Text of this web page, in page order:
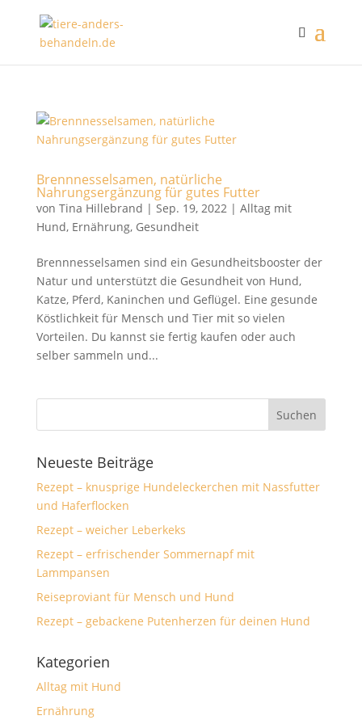
Brennnesselsamen, natürliche
Nahrungsergänzung für gutes Futter
von Tina Hillebrand | Sep. 19, 2022| Alltag mit
Hund, Ernährung, Gesundheit
Brennnesselsamen sind ein Gesundheitsbooster der
Natur und unterstützt die Gesundheit von Hund,
Katze, Pferd, Kaninchen und Geflügel. Eine gesunde
Köstlichkeit für Mensch und Tier mit so vielen
Vorteilen. Du kannst sie fertig kaufen oder auch
selber sammeln und...
Neueste Beiträge
Rezept – knusprige Hundeleckerchen mit Nassfutter
und Haferflocken
Rezept – weicher Leberkeks
Rezept – erfrischender Sommernapf mit
Lammpansen
Reiseproviant für Mensch und Hund
Rezept – gebackene Putenherzen für deinen Hund
Kategorien
Alltag mit Hund
Ernährung